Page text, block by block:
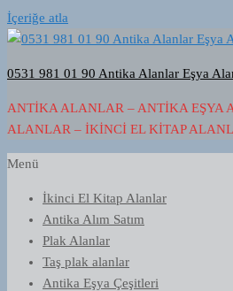
İçeriğe atla
0531 981 01 90 Antika Alanlar Eşya
ANTIKA ALANLAR – ANTIKA EŞYA
ALANLAR – İKINCI EL KITAP
Menü
İkinci El Kitap Alanlar
Antika Alım Satım
Plak Alanlar
Taş plak alanlar
Antika Eşya Çeşitleri